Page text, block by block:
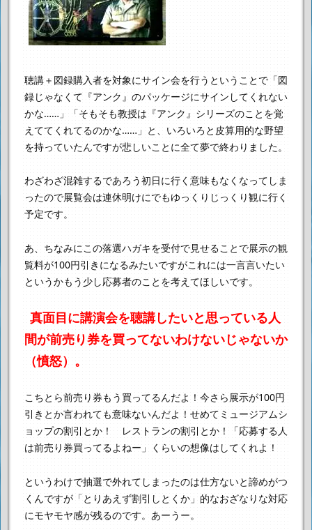
聴講＋図録購入者を対象にサイン会を行うということで 「図
録じゃなくて『アンク』のパッケージにサインしてくれない
かな……」
「そもそも教授は『アンク』シリーズのことを覚
えててくれてるのかな……」 と、いろいろと皮算用的な野望
を持っていたんですが悲しいことに全て夢で終わりました。
わざわざ混雑するであろう初日に行く意味もなくなってしま
ったので展覧会は連休明けにでもゆっくりじっくり観に行く
予定です。
あ、ちなみにこの落選ハガキを受付で見せることで展示の観
覧料が100円引きになるみたいですがこれには一言言いたい
というかもう少し応募者のことを考えてほしいです。
真面目に講演会を聴講したいと思っている人
間が前売り券を買ってないわけないじゃないか
（憤怒）。
こちとら前売り券もう買ってるんだよ！ 今さら展示が100円
引きとか言われても意味ないんだよ！ せめてミュージアムシ
ョップの割引とか！ レストランの割引とか！
「応募する人
は前売り券買ってるよねー」くらいの想像はしてくれよ！
というわけで抽選で外れてしまったのは仕方ないと諦めがつ
くんですが 「とりあえず割引しとくか」的なおざなりな対応
にモヤモヤ感が残るのです。 あーうー。